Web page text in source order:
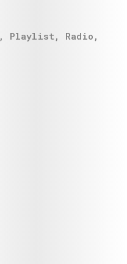
, Playlist , Radio ,